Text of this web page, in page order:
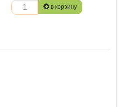
в корзину